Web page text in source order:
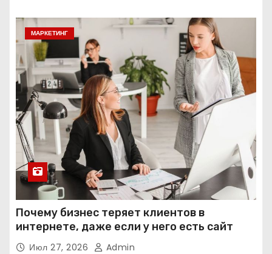
МАРКЕТИНГ
Почему бизнес теряет клиентов в
интернете, даже если у него есть сайт
Июл 27, 2026 Admin